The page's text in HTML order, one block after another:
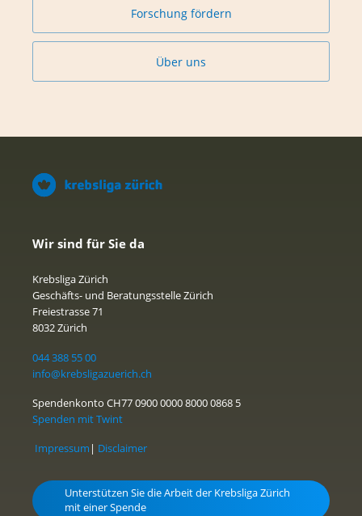
Forschung fördern
Über uns
Wir sind für Sie da
Krebsliga Zürich
Geschäfts- und Beratungsstelle Zürich
Freiestrasse 71
8032 Zürich
044 388 55 00
info@krebsligazuerich.ch
Spendenkonto CH77 0900 0000 8000 0868 5
Spenden mit Twint
Impressum | Disclaimer
Unterstützen Sie die Arbeit der Krebsliga Zürich
mit einer Spende